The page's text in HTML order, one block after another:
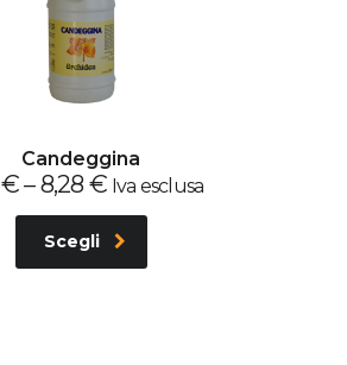
Candeggina
€–8,28 € Iva esclusa
Scegli